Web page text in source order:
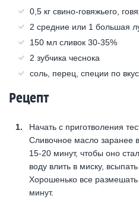
0,5 кг свино-говяжьего,
2 средние или 1 большая
150 мл сливок 30-35%
2 зубчика чеснока
соль, перец, специи по
Рецепт
Начать с приготволения
Сливочное масло заранее
15-20 минут, чтобы оно
воду влить в миску,
Хорошенько все размешать
минут.